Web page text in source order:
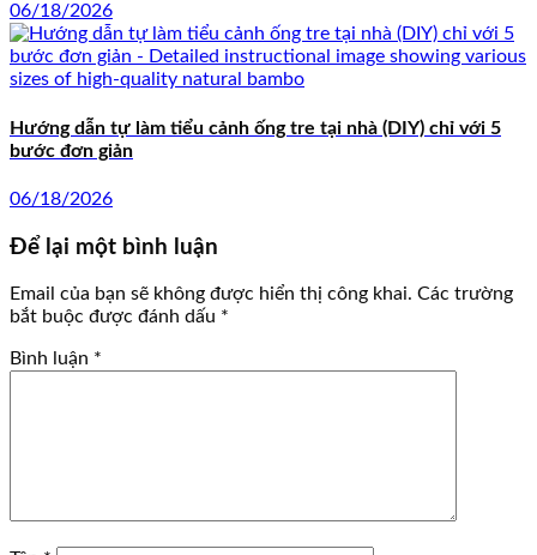
06/18/2026
Hướng dẫn tự làm tiểu cảnh ống tre tại nhà (DIY) chỉ với 5
bước đơn giản
06/18/2026
Để lại một bình luận
Email của bạn sẽ không được hiển thị công khai. Các trường
bắt buộc được đánh dấu *
Bình luận *